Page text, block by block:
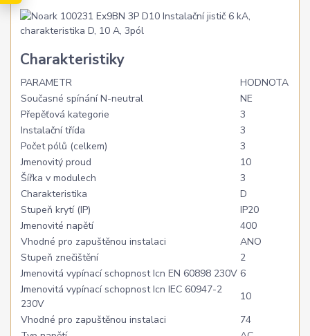
Charakteristiky
PARAMETR
HODNOTA
Současné spínání N-neutral
NE
Přepěťová kategorie
3
Instalační třída
3
Počet pólů (celkem)
3
Jmenovitý proud
10
Šířka v modulech
3
Charakteristika
D
Stupeň krytí (IP)
IP20
Jmenovité napětí
400
Vhodné pro zapuštěnou instalaci
ANO
Stupeň znečištění
2
Jmenovitá vypínací schopnost Icn EN 60898 230V 6
Jmenovitá vypínací schopnost Icn IEC 60947-2
230V
10
Vhodné pro zapuštěnou instalaci
74